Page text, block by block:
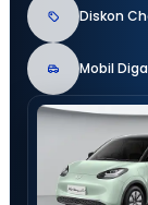
Diskon
Mobil